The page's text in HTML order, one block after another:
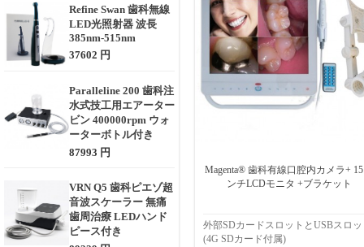
Refine Swan 歯科無線
LED光照射器 波長
385nm-515nm
37602 円
Paralleline 200 歯科注
水式技工用エアーター
ビン 400000rpm ウォ
ーターボトル付き
87993 円
VRN Q5 歯科ピエゾ超
音波スケーラー 無痛
歯周治療 LEDハンド
ピース付き
Magenta® 歯科有線口腔内カメラ+
ンチLCDモニタ +ブラケット
外部SDカードスロットとUSBスロ
(4G SDカード付属)